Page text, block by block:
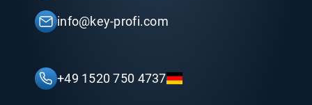
info@key-profi.com
+49 1520 750 4737